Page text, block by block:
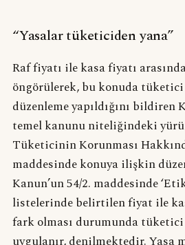
“Yasalar tüketiciden yana”
Raf fiyatı ile kasa fiyatı
öngörülerek, bu konuda
düzenleme yapıldığını
temel kanunu niteliğindeki
Tüketicinin Korunması
maddesinde konuya ilişkin
Kanun’un 54/2. maddesinde
listelerinde belirtilen fiyat ile
fark olması durumunda
uygulanır, denilmektedir. Yasa